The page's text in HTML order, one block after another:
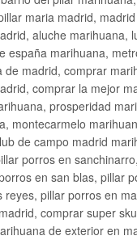
maria madrid,
aluche marihuana,
marihuana,
madrid, comprar
comprar la mejor
prosperidad
montecarmelo
de campo madrid
porros en
en san blas, pillar
pillar porros en
comprar super
de exterior en